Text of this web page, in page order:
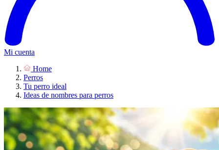
Mi cuenta
Home
Perros
Tu perro ideal
Ideas de nombres para perros